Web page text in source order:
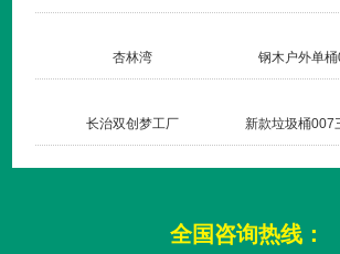
杏林湾 钢木户外单
长治双创梦工厂 新款垃圾桶007
全国咨询热线：